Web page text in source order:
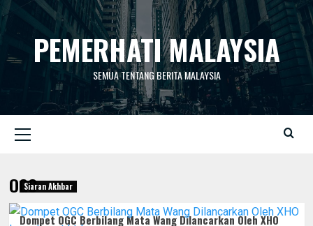
Skip
contentPEMERHATI MALAYSIA
SEMUA TENTANG BERITA MALAYSIA
Menu
OGCSiaran Akhbar
Dompet OGC Berbilang Mata Wang Dilancarkan Oleh XHO